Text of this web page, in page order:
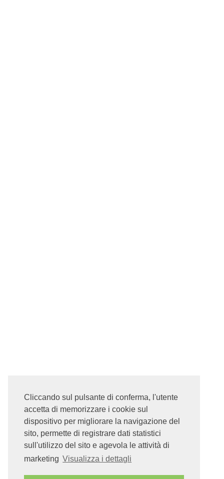
Cliccando sul pulsante di conferma, l'utente
accetta di memorizzare i cookie sul
dispositivo per migliorare la navigazione del
sito, permette di registrare dati statistici
sull'utilizzo del sito e agevola le attività di
marketing Visualizza i dettagli